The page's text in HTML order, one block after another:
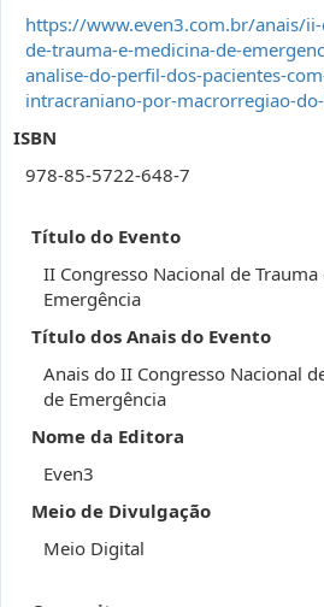
https://www.even3.com.br/anais/
de-trauma-e-medicina-de-
analise-do-perfil-dos-pacientes-
intracraniano-por-macrorregiao-
ISBN
978-85-5722-648-7
Título do Evento
II Congresso Nacional de
Emergência
Título dos Anais do Evento
Anais do II Congresso Nacional
de Emergência
Nome da Editora
Even3
Meio de Divulgação
Meio Digital